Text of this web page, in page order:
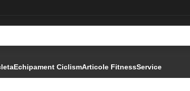
Echipament CiclismArticole FitnessService